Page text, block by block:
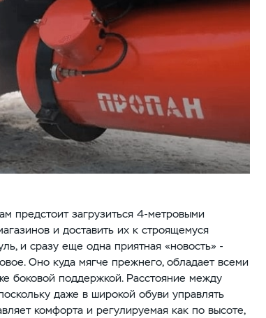
предстоит загрузиться 4-метровыми
и доставить их к строящемуся
и сразу еще одна приятная «новость» -
Оно куда мягче прежнего, обладает всеми
боковой поддержкой. Расстояние между
даже в широкой обуви управлять
комфорта и регулируемая как по высоте,